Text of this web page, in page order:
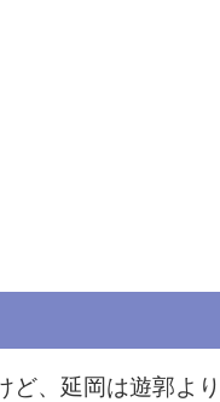
ど、延岡は遊郭よ